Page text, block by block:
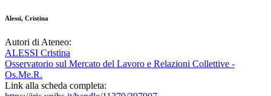
Alessi, Cristina
Autori di Ateneo:
ALESSI Cristina
Osservatorio sul Mercato del Lavoro e Relazioni Collettive -
Os.Me.R.
Link alla scheda completa: